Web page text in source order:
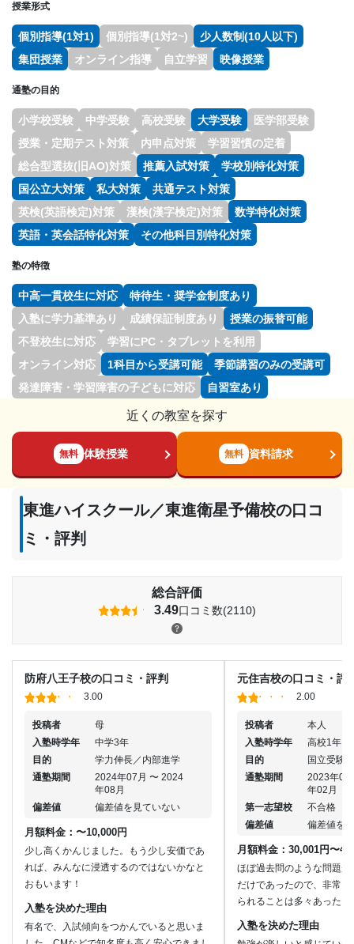
授業形式
個別指導(1対1) 個別指導(1対2~)
少人数制(10人以下)
集団授業
オンライン指導 自立学習 映像授業
通塾の目的
小学校受験 中学受験 高校受験 大学受験
医学部受験
授業・定期テスト対策
内申点対策
学習習慣の定着
総合型選抜(旧AO)対策
推薦入試対策
学校別特化対策
国公立大対策
私大対策
共通テスト対策
英検(英語検定)対策
漢検(漢字検定)対策
数学特化対策
英語・英会話特化対策
その他科目別特化対策
塾の特徴
中高一貫校生に対応
特待生・奨学金制度あり
入塾に学力基準あり
成績保証制度あり
授業の振替可能
不登校生に対応
学習にPC・タブレットを利用
オンライン対応
1科目から受講可能
季節講習のみの受講可
発達障害・学習障害の子どもに対応
自習室あり
近くの教室を探す
無料 体験授業 無料 資料請求
東進ハイスクール／東進衛星予備校の口コ
ミ・評判
総合評価
3.49口コミ数(2110)
防府八王子校の口コミ・評判
3.00
投稿者
母
入塾時学年
中学3年
目的
学力伸長／内部進学
通塾期間
2024年07月 〜 2024
年08月
偏差値
偏差値を見ていない
月額料金：〜10,000円
少し高くかんじました。もう少し安価であ
れば、みんなに浸透するのではないかなと
おもいます！
入塾を決めた理由
有名で、入試傾向をつかんでいると思いま
元住吉校の口コミ・評
2.00
投稿者
本人
入塾時学年
高校1年
目的
国立受験
通塾期間
2023年07
年02月
第一志望校
不合格
偏差値
偏差値を
月額料金：30,001円〜
ほぼ過去問のような問題が
だけであったので、非常に
られることは多々あった。
入塾を決めた理由